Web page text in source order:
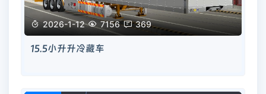
 2026-1-12  7156  369
15.5小升升冷藏车